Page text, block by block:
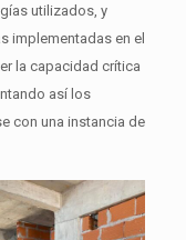
utilizados, y
implementadas en el
la capacidad crítica
así los
con una instancia de